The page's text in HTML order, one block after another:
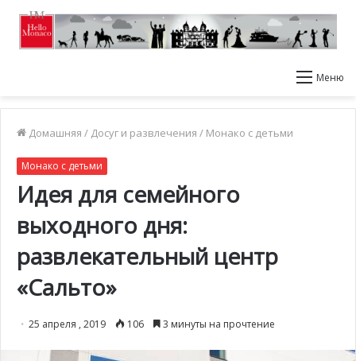
Меню
Домашняя / Досуг и развлечения / Монако с детьми
Монако с детьми
Идея для семейного
выходного дня:
развлекательный центр
«Сальто»
25 апреля , 2019 106 3 минуты на прочтение